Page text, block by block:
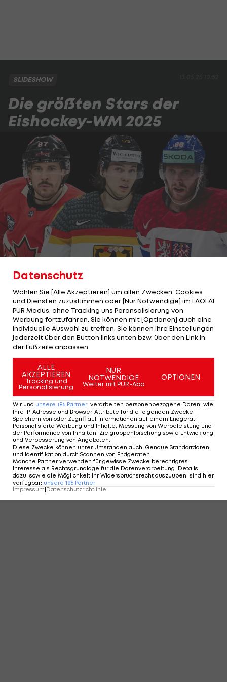
SLIDESHOW
Die größten Stars der
Eishockey-WM 2025
Eishockey-Fans dürfen sich bei der WM 2025 auf
absolute Kracher, nervenaufreibende Partien und
großartige Tore freuen. Für diese Torerfolge
sorgen weltbekannte Ausnahmekönner aus den
besten Ligen der Welt.
Spielplan/Ergebnisse der Eishockey-WM 2025 >>>
LAOLA1 verschafft einen Überblick zu den
absoluten Topstars der Eishockey-WM:
1 VON 36
KOMMENTARE
Datenschutz
Wählen Sie [Alle Akzeptieren] um allen Zwecken, Cookies
und Diensten zuzustimmen oder [Nur Notwendige] im LAOLA1
PUR Modus, ohne Tracking uns Peronsalisierung von
Werbung fortzufahren. Sie können mit [Optionen] auch eine
individuelle Auswahl zu treffen. Sie können Ihre Einstellungen
jederzeit über den Button links unten bzw. über den Link in
der Fußzeile anpassen.
ALLE
AKZEPTIEREN
Tracking und
Personalisierung
NUR
NOTWENDIGE
Weiter mit PUR-Abo
OPTIONEN
Wir und unsere 186 Partner verarbeiten personenbezogene Daten, wie
Ihre IP-Adresse und Browser-Attribute für die folgenden Zwecke:
Speichern von oder Zugriff auf Informationen auf einem Endgerät;
Personalisierte Werbung und Inhalte, Messung von Werbeleistung und
der Performance von Inhalten, Zielgruppenforschung sowie Entwicklung
und Verbesserung von Angeboten.
Diese Zwecke können unter Umständen auch: Genaue Standortdaten
und Identifikation durch Scannen von Endgeräten.
Manche Partner verwenden für gewisse Zwecke berechtigtes
Interesse als Rechtsgrundlage für die Datenverarbeitung. Details
dazu, sowie die Möglichkeit Ihr Widerspruchsrecht auszuüben, sind hier
verfügbar: unsere 186 Partner
Impressum Datenschutzrichtlinie